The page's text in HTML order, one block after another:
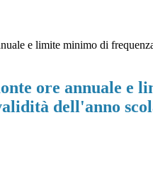
e limite minimo di
ore annuale e
dell'anno